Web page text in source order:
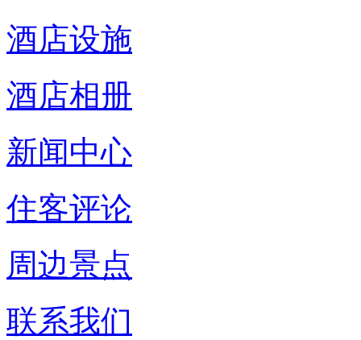
酒店设施
酒店相册
新闻中心
住客评论
周边景点
联系我们